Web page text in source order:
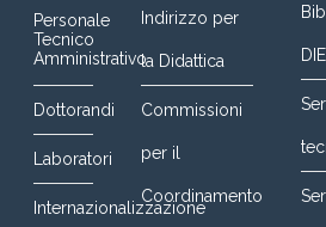
Personale
Tecnico
Amministrativo
Dottorandi
Laboratori
Internazionalizzazione
Indirizzo per
la Didattica
Commissioni
per il
Coordinamento